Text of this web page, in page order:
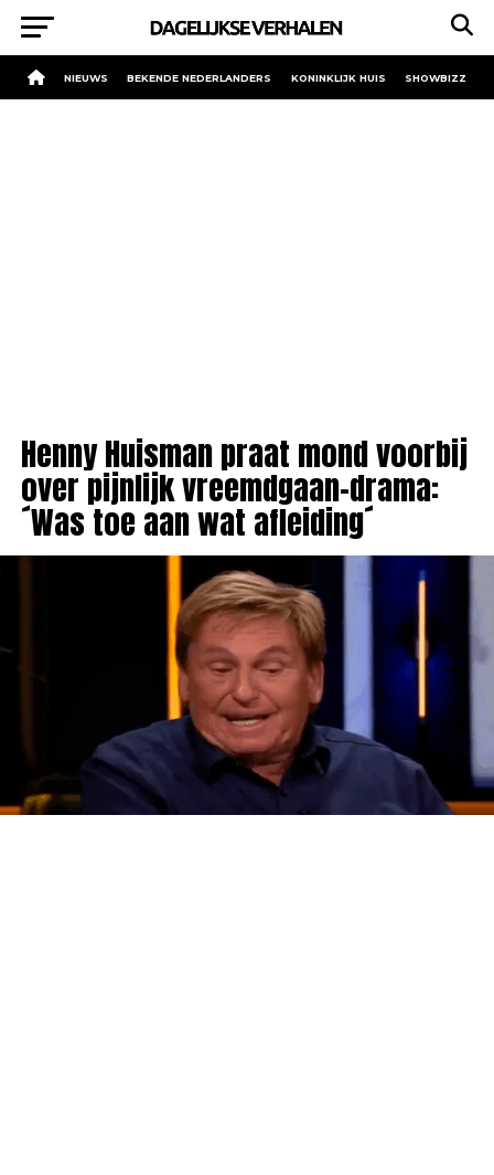
NIEUWS BEKENDE NEDERLANDERS KONINKLIJK HUIS SHOWBIZZ
Henny Huisman praat mond voorbij
over pijnlijk vreemdgaan-drama:
´Was toe aan wat afleiding´